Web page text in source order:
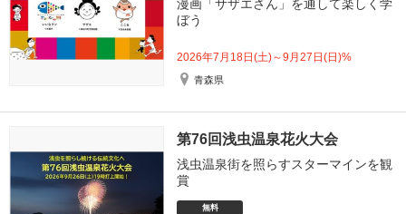
漫画「サザエさん」を通して楽しく学
ぼう
2026年7月18日(土)～9月27日(日)%
青森県
第76回浅虫温泉花火大会
浅虫温泉街を照らすスターマインを観
賞
無料